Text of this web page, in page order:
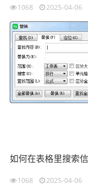
1068 2025-04-06
如何在表格里搜索
1068 2025-04-06